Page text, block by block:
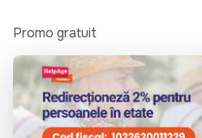
Promo gratuit